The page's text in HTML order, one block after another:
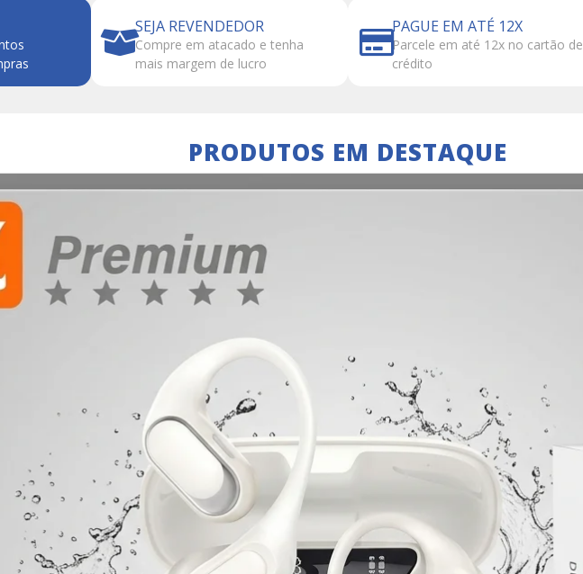
SEJA REVENDEDOR
Compre em atacado e tenha
mais margem de lucro
PAGUE EM ATÉ 12X
Parcele em até 12x no cartão de
crédito
PRODUTOS EM DESTAQUE